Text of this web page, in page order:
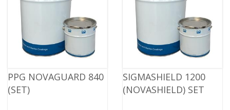
PPG NOVAGUARD 840
(SET)
SIGMASHIELD 1200
(NOVASHIELD) SET